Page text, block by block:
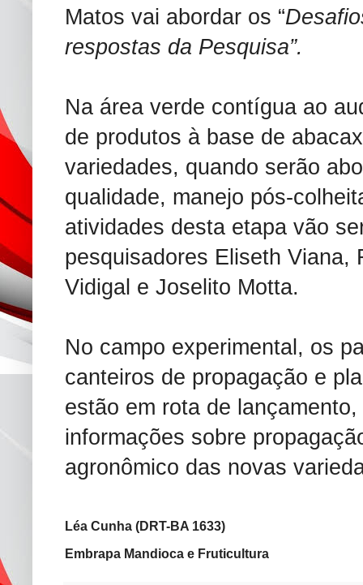
Matos vai abordar os “
respostas da Pesquisa”.
Na área verde contígua ao
de produtos à base de
variedades, quando serão
qualidade, manejo pós-
atividades desta etapa vão
pesquisadores Eliseth Viana,
Vidigal e Joselito Motta.
No campo experimental, os
canteiros de propagação e
estão em rota de
informações sobre
agronômico das novas
Léa Cunha (DRT-BA 1633)
Embrapa Mandioca e Fruticultura